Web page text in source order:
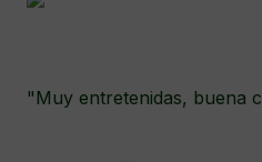
"Muy entretenidas, buena